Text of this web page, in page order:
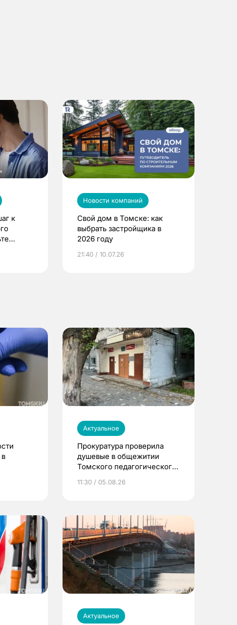
к
Новости компаний
Свой дом в Томске: как
выбрать застройщика в
2026 году
21:40 / 10.07.26
Актуальное
Прокуратура проверила
душевые в общежитии
Томского педагогического
11:30 / 05.08.26
Актуальное